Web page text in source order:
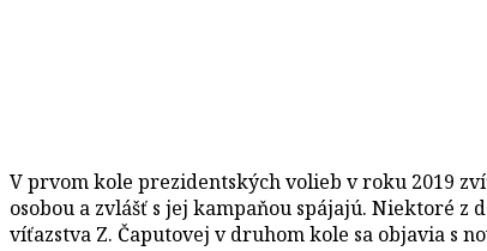
V prvom kole prezidentských volieb v roku 2019
osobou a zvlášť s jej kampaňou spájajú. Niektoré
víťazstva Z. Čaputovej v druhom kole sa objavia s